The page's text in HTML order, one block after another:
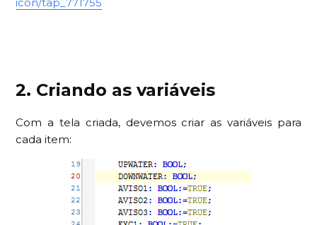
2. Criando as variáveis
Com a tela criada, devemos criar as variáveis para
cada item: